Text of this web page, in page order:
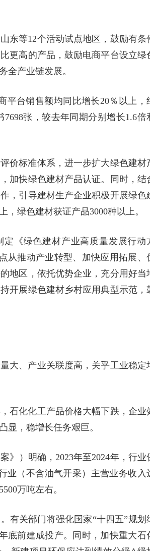
东等12个活动试点地区，鼓励有条
更高的产品，鼓励电商平台设立绿
全产业链发展。
平台销售额均同比增长20％以上，
张，较去年同期分别增长1.6倍
价标准体系，进一步扩大绿色建材
加快绿色建材产品认证。同时，结
，引导建材生产企业积极开展绿色
绿色建材获证产品3000种以上。
《绿色建材产业高质量发展行动
从推动产业转型、加快应用拓展、
地区，依托优势企业，充分用好当
开展绿色建材乡村应用典型示范，
大、产业关联度高，关乎工业稳定
石化化工产品价格大幅下跌，企业
显，稳增长任务艰巨。
》）明确，2023年至2024年，行业
业（不含油气开采）主营业务收入
万吨左右。
有关部门将强化国家“十四五”规划
底前建成投产。同时，加快重大石